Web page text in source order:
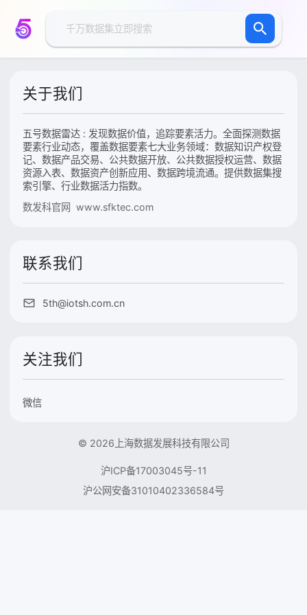
关于我们
五号数据雷达 : 发现数据价值，追踪要素活力。全面探测数据
要素行业动态，覆盖数据要素七大业务领域：数据知识产权登
记、数据产品交易、公共数据开放、公共数据授权运营、数据
资源入表、数据资产创新应用、数据跨境流通。提供数据集搜
索引擎、行业数据活力指数。
数发科官网 www.sfktec.com
联系我们
5th@iotsh.com.cn
关注我们
微信
© 2026上海数据发展科技有限公司
沪ICP备17003045号-11
沪公网安备31010402336584号